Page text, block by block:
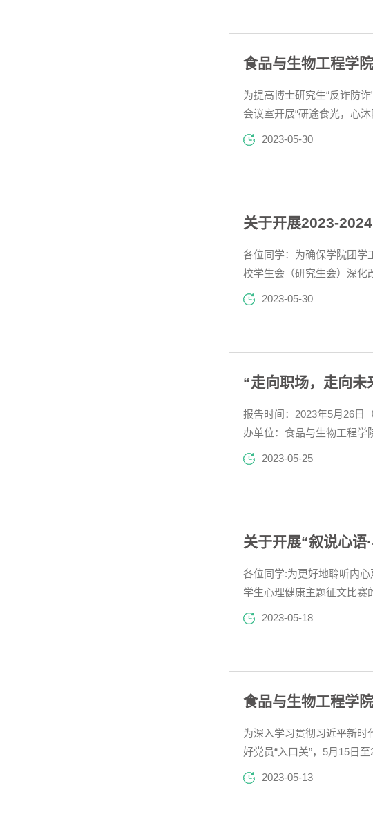
食品与生物工程学
为提高博士研究生“反诈防
会议室开展“研途食光，心
的概念入手，向同学们介绍
2023-05-30
关于开展2023-
各位同学：为确保学院团学
校学生会（研究生会）深化
动2023-2024学年食品与生
2023-05-30
“走向职场，走向未
报告时间：2023年5月26日
办单位：食品与生物工程学
作、自我介绍、面试技巧等
2023-05-25
关于开展“叙说心语
各位同学:为更好地聆听内
学生心理健康主题征文比赛
文主题叙说心语·与爱同行
2023-05-18
食品与生物工程学
为深入学习贯彻习近平新时
好党员“入口关”，5月15日
次开展线下集中学习讨论。
2023-05-13